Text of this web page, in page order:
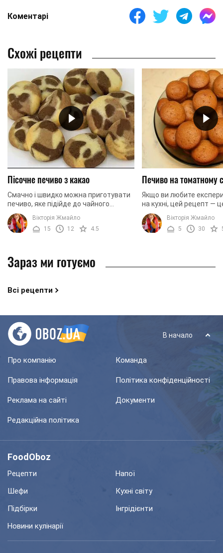
Коментарі
Схожі рецепти
Пісочне печиво з какао
Смачно і швидко можна приготувати
печиво, яке підійде до чайного
застілля, якщо ви захотіли
порадувати своїх рідних і близьких!
Особливо таке печінку ...
Вікторія Жмайло
15
12 4.5
Печиво на томатному
Якщо ви любите
на кухні, цей рецепт —
потрібно. Ми
приготувати печиво на
томатного соку. Це
Вікторія Жмайло
5
30
Зараз ми готуємо
Всі рецепти
В начало
Про компанію Команда
Правова інформація Політика конфіденційності
Реклама на сайті Документи
Редакційна політика
FoodOboz
Рецепти
Напої
Шефи
Кухні світу
Підбірки
Інгрідієнти
Новини кулінарії